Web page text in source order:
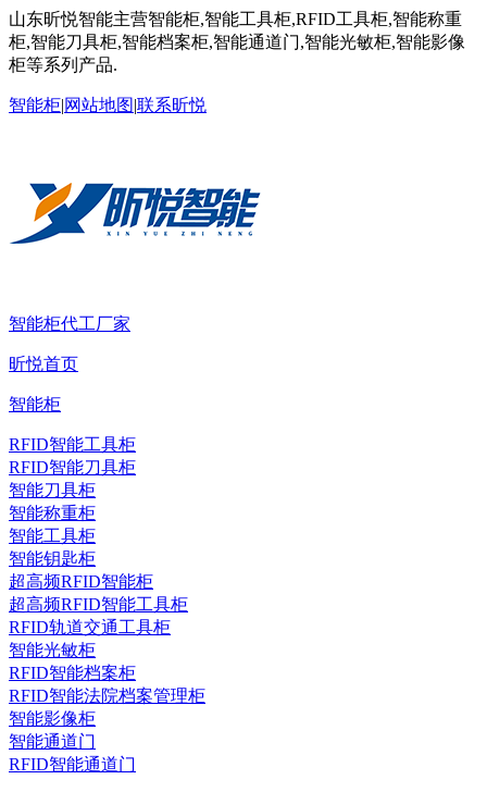
山东昕悦智能主营智能柜,智能工具柜,RFID工具柜,智能称重
柜,智能刀具柜,智能档案柜,智能通道门,智能光敏柜,智能影像
柜等系列产品.
智能柜|网站地图|联系昕悦
智能柜代工厂家
昕悦首页
智能柜
RFID智能工具柜
RFID智能刀具柜
智能刀具柜
智能称重柜
智能工具柜
智能钥匙柜
超高频RFID智能柜
超高频RFID智能工具柜
RFID轨道交通工具柜
智能光敏柜
RFID智能档案柜
RFID智能法院档案管理柜
智能影像柜
智能通道门
RFID智能通道门